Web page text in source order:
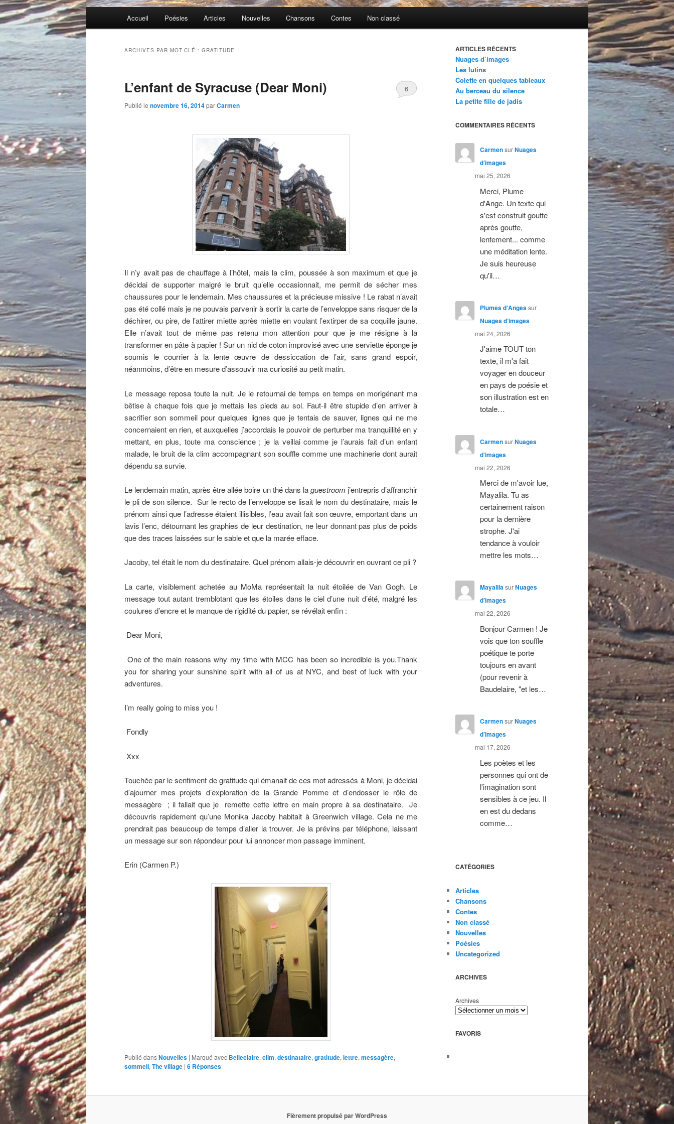
Accueil Poésies Articles Nouvelles Chansons Contes Non classé
ARCHIVES PAR MOT-CLÉ : GRATITUDE
L’enfant de Syracuse (Dear Moni)
Publié le novembre 16, 2014parCarmen
6
Il n’y avait pas de chauffage à l’hôtel, mais la clim, poussée à son maximum et que je
décidai de supporter malgré le bruit qu’elle occasionnait, me permit de sécher mes
chaussures pour le lendemain. Mes chaussures et la précieuse missive ! Le rabat n’avait
pas été collé mais je ne pouvais parvenir à sortir la carte de l’enveloppe sans risquer de la
déchirer, ou pire, de l’attirer miette après miette en voulant l’extirper de sa coquille jaune.
Elle n’avait tout de même pas retenu mon attention pour que je me résigne à la
transformer en pâte à papier ! Sur un nid de coton improvisé avec une serviette éponge je
soumis le courrier à la lente œuvre de dessiccation de l’air, sans grand espoir,
néanmoins, d’être en mesure d’assouvir ma curiosité au petit matin.
Le message reposa toute la nuit. Je le retournai de temps en temps en morigénant ma
bêtise à chaque fois que je mettais les pieds au sol. Faut-il être stupide d’en arriver à
sacrifier son sommeil pour quelques lignes que je tentais de sauver, lignes qui ne me
concernaient en rien, et auxquelles j’accordais le pouvoir de perturber ma tranquillité en y
mettant, en plus, toute ma conscience ; je la veillai comme je l’aurais fait d’un enfant
malade, le bruit de la clim accompagnant son souffle comme une machinerie dont aurait
dépendu sa survie.
Le lendemain matin, après être allée boire un thé dans laguestroom j’entrepris d’affranchir
le pli de son silence. Sur le recto de l’enveloppe se lisait le nom du destinataire, mais le
prénom ainsi que l’adresse étaient illisibles, l’eau avait fait son œuvre, emportant dans un
lavis l’enc, détournant les graphies de leur destination, ne leur donnant pas plus de poids
que des traces laissées sur le sable et que la marée efface.
Jacoby, tel était le nom du destinataire. Quel prénom allais-je découvrir en ouvrant ce pli ?
La carte, visiblement achetée au MoMa représentait la nuit étoilée de Van Gogh. Le
message tout autant tremblotant que les étoiles dans le ciel d’une nuit d’été, malgré les
coulures d’encre et le manque de rigidité du papier, se révélait enfin :
Dear Moni,
One of the main reasons why my time with MCC has been so incredible is you.Thank
you for sharing your sunshine spirit with all of us at NYC, and best of luck with your
adventures.
I’m really going to miss you !
Fondly
Xxx
Touchée par le sentiment de gratitude qui émanait de ces mot adressés à Moni, je décidai
d’ajourner mes projets d’exploration de la Grande Pomme et d’endosser le rôle de
messagère ; il fallait que je remette cette lettre en main propre à sa destinataire. Je
découvris rapidement qu’une Monika Jacoby habitait à Greenwich village. Cela ne me
prendrait pas beaucoup de temps d’aller la trouver. Je la prévins par téléphone, laissant
un message sur son répondeur pour lui annoncer mon passage imminent.
Erin (Carmen P.)
Publié dansNouvelles | Marqué avec Belleclaire, clim, destinataire, gratitude, lettre, messagère,
sommeil, The village | 6 Réponses
ARTICLES RÉCENTS
Nuages d’images
Les lutins
Colette en quelques tableaux
Au berceau du silence
La petite fille de jadis
COMMENTAIRES RÉCENTS
CarmensurNuages
d’images
mai 25, 2026
Merci, Plume
d'Ange. Un texte qui
s'est construit goutte
après goutte,
lentement... comme
une méditation lente.
Je suis heureuse
qu'il…
Plumes d'Angessur
Nuages d’images
mai 24, 2026
J'aime TOUT ton
texte, il m'a fait
voyager en douceur
en pays de poésie et
son illustration est en
totale…
CarmensurNuages
d’images
mai 22, 2026
Merci de m'avoir lue,
Mayalila. Tu as
certainement raison
pour la dernière
strophe. J'ai
tendance à vouloir
mettre les mots…
MayalilasurNuages
d’images
mai 22, 2026
Bonjour Carmen ! Je
vois que ton souffle
poétique te porte
toujours en avant
(pour revenir à
Baudelaire, "et les…
CarmensurNuages
d’images
mai 17, 2026
Les poètes et les
personnes qui ont de
l'imagination sont
sensibles à ce jeu. Il
en est du dedans
comme…
CATÉGORIES
Articles
Chansons
Contes
Non classé
Nouvelles
Poésies
Uncategorized
ARCHIVES
Archives
FAVORIS
Fièrement propulsé par WordPress